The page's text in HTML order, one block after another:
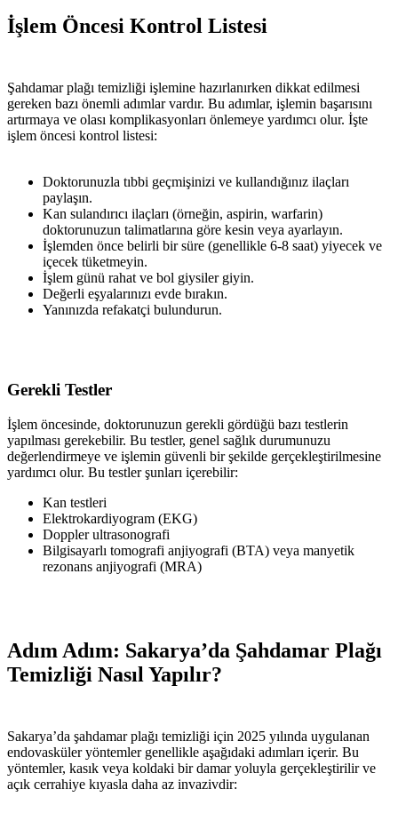
İşlem Öncesi Kontrol Listesi
Şahdamar plağı temizliği işlemine hazırlanırken dikkat edilmesi
gereken bazı önemli adımlar vardır. Bu adımlar, işlemin başarısını
artırmaya ve olası komplikasyonları önlemeye yardımcı olur. İşte
işlem öncesi kontrol listesi:
Doktorunuzla tıbbi geçmişinizi ve kullandığınız ilaçları
paylaşın.
Kan sulandırıcı ilaçları (örneğin, aspirin, warfarin)
doktorunuzun talimatlarına göre kesin veya ayarlayın.
İşlemden önce belirli bir süre (genellikle 6-8 saat) yiyecek ve
içecek tüketmeyin.
İşlem günü rahat ve bol giysiler giyin.
Değerli eşyalarınızı evde bırakın.
Yanınızda refakatçi bulundurun.
Gerekli Testler
İşlem öncesinde, doktorunuzun gerekli gördüğü bazı testlerin
yapılması gerekebilir. Bu testler, genel sağlık durumunuzu
değerlendirmeye ve işlemin güvenli bir şekilde gerçekleştirilmesine
yardımcı olur. Bu testler şunları içerebilir:
Kan testleri
Elektrokardiyogram (EKG)
Doppler ultrasonografi
Bilgisayarlı tomografi anjiyografi (BTA) veya manyetik
rezonans anjiyografi (MRA)
Adım Adım: Sakarya’da Şahdamar Plağı
Temizliği Nasıl Yapılır?
Sakarya’da şahdamar plağı temizliği için 2025 yılında uygulanan
endovasküler yöntemler genellikle aşağıdaki adımları içerir. Bu
yöntemler, kasık veya koldaki bir damar yoluyla gerçekleştirilir ve
açık cerrahiye kıyasla daha az invazivdir: